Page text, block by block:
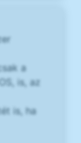
a
is, az
is, ha